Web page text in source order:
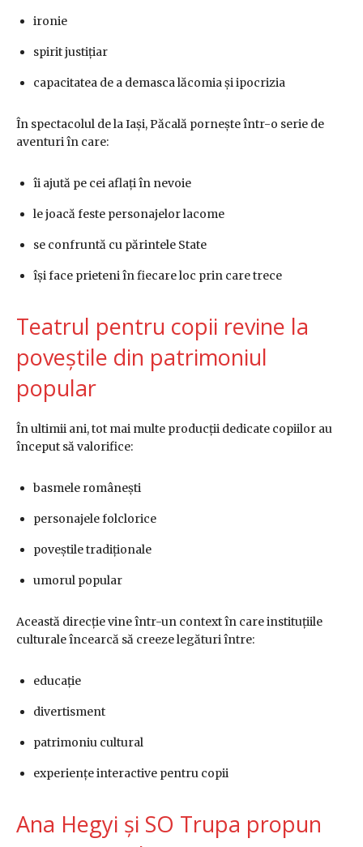
ironie
spirit justițiar
capacitatea de a demasca lăcomia și ipocrizia
În spectacolul de la Iași, Păcală pornește într-o serie de
aventuri în care:
îi ajută pe cei aflați în nevoie
le joacă feste personajelor lacome
se confruntă cu părintele State
își face prieteni în fiecare loc prin care trece
Teatrul pentru copii revine la
poveștile din patrimoniul
popular
În ultimii ani, tot mai multe producții dedicate copiilor au
început să valorifice:
basmele românești
personajele folclorice
poveștile tradiționale
umorul popular
Această direcție vine într-un context în care instituțiile
culturale încearcă să creeze legături între:
educație
divertisment
patrimoniu cultural
experiențe interactive pentru copii
Ana Hegyi și SO Trupa propun